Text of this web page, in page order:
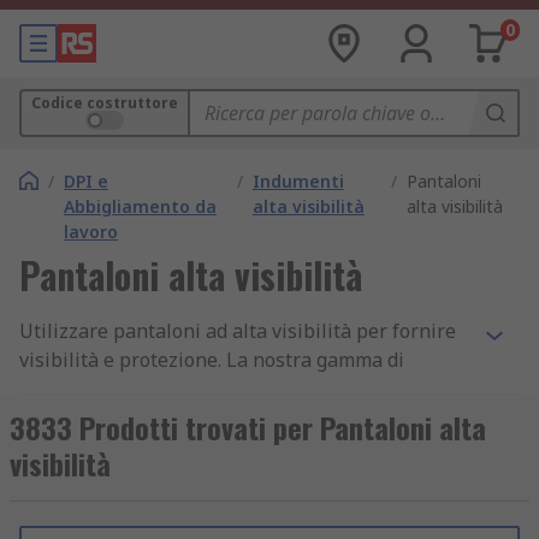
0
Codice costruttore
/ DPI e
Abbigliamento da
lavoro
/ Indumenti
alta visibilità
/ Pantaloni
alta visibilità
Pantaloni alta visibilità
Utilizzare pantaloni ad alta visibilità per fornire
visibilità e protezione. La nostra gamma di
per garantire la massima protezione, visibilità,
sicurezza, durata, resistenza all'abrasione e
materiali impermeabili che li rendono comodi da
grado di fornire una varietà di design; per tenere
3833 Prodotti trovati per Pantaloni alta
visibilità